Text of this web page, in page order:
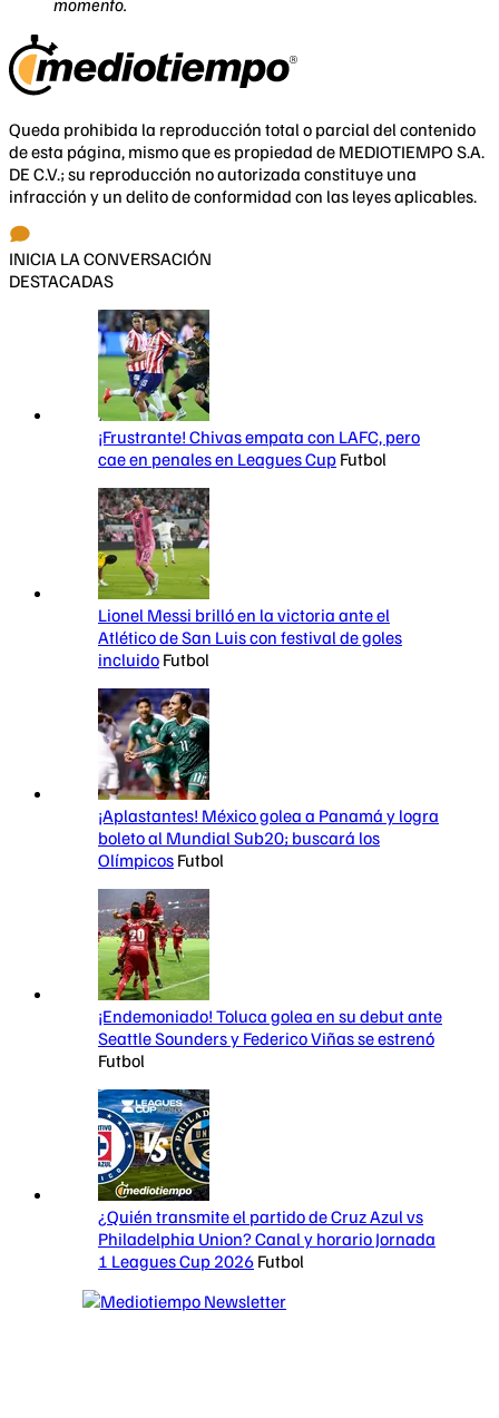
momento.
Queda prohibida la reproducción total o parcial del contenido
de esta página, mismo que es propiedad de MEDIOTIEMPO S.A.
DE C.V.; su reproducción no autorizada constituye una
infracción y un delito de conformidad con las leyes aplicables.
INICIA LA CONVERSACIÓN
DESTACADAS
¡Frustrante! Chivas empata con LAFC, pero
cae en penales en Leagues Cup Futbol
Lionel Messi brilló en la victoria ante el
Atlético de San Luis con festival de goles
incluido Futbol
¡Aplastantes! México golea a Panamá y logra
boleto al Mundial Sub20; buscará los
Olímpicos Futbol
¡Endemoniado! Toluca golea en su debut ante
Seattle Sounders y Federico Viñas se estrenó
Futbol
¿Quién transmite el partido de Cruz Azul vs
Philadelphia Union? Canal y horario Jornada
1 Leagues Cup 2026 Futbol